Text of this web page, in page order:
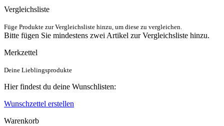
Vergleichsliste
Füge Produkte zur Vergleichsliste hinzu, um diese zu vergleichen.
Bitte fügen Sie mindestens zwei Artikel zur Vergleichsliste hinzu.
Merkzettel
Deine Lieblingsprodukte
Hier findest du deine Wunschlisten:
Wunschzettel erstellen
Warenkorb